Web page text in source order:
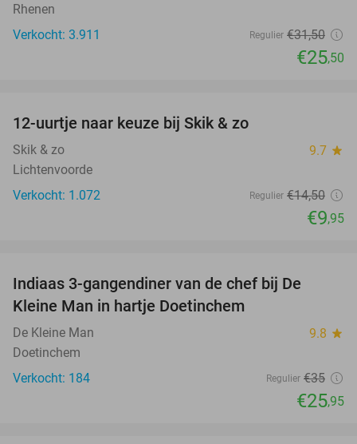
Rhenen
Verkocht: 3.911
Regulier €31,50
€25,50
12-uurtje naar keuze bij Skik & zo
Skik & zo 9.7 star
Lichtenvoorde
Verkocht: 1.072
Regulier €14,50
€9,95
Indiaas 3-gangendiner van de chef bij De
Kleine Man in hartje Doetinchem
De Kleine Man 9.8 star
Doetinchem
Verkocht: 184
Regulier €35
€25,95